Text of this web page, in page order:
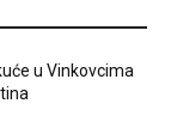
u Vinkovcima